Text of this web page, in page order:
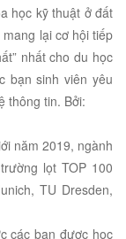
học kỹ thuật ở đất
lại cơ hội tiếp
nhất cho du học
bạn sinh viên yêu
thông tin. Bởi:
năm 2019, ngành
lọt TOP 100
TU Dresden,
các bạn được học